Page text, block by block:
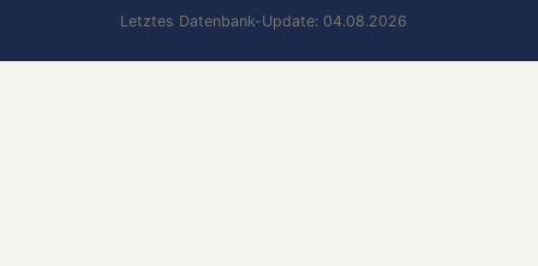
Letztes Datenbank-Update: 04.08.2026